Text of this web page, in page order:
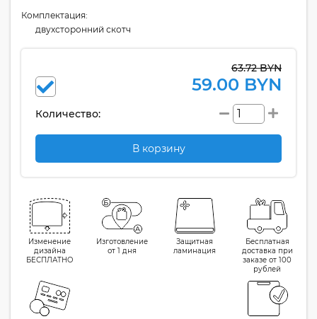
Комплектация:
двухсторонний скотч
63.72 BYN
59.00 BYN
Количество:
В корзину
Изменение
дизайна
БЕСПЛАТНО
Изготовление
от 1 дня
Защитная
ламинация
Бесплатная
доставка при
заказе от 100
рублей